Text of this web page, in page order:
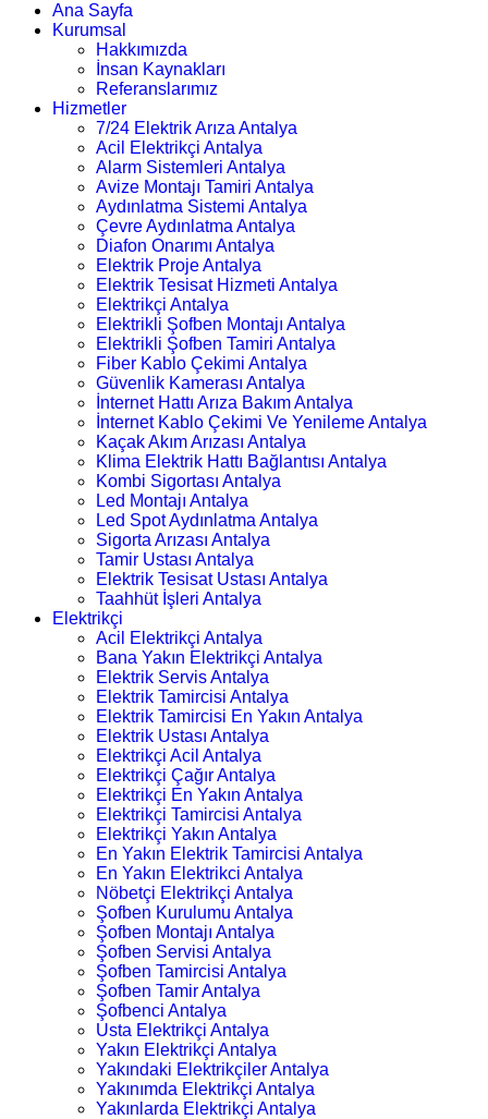
Ana Sayfa
Kurumsal
Hakkımızda
İnsan Kaynakları
Referanslarımız
Hizmetler
7/24 Elektrik Arıza Antalya
Acil Elektrikçi Antalya
Alarm Sistemleri Antalya
Avize Montajı Tamiri Antalya
Aydınlatma Sistemi Antalya
Çevre Aydınlatma Antalya
Diafon Onarımı Antalya
Elektrik Proje Antalya
Elektrik Tesisat Hizmeti Antalya
Elektrikçi Antalya
Elektrikli Şofben Montajı Antalya
Elektrikli Şofben Tamiri Antalya
Fiber Kablo Çekimi Antalya
Güvenlik Kamerası Antalya
İnternet Hattı Arıza Bakım Antalya
İnternet Kablo Çekimi Ve Yenileme Antalya
Kaçak Akım Arızası Antalya
Klima Elektrik Hattı Bağlantısı Antalya
Kombi Sigortası Antalya
Led Montajı Antalya
Led Spot Aydınlatma Antalya
Sigorta Arızası Antalya
Tamir Ustası Antalya
Elektrik Tesisat Ustası Antalya
Taahhüt İşleri Antalya
Elektrikçi
Acil Elektrikçi Antalya
Bana Yakın Elektrikçi Antalya
Elektrik Servis Antalya
Elektrik Tamircisi Antalya
Elektrik Tamircisi En Yakın Antalya
Elektrik Ustası Antalya
Elektrikçi Acil Antalya
Elektrikçi Çağır Antalya
Elektrikçi En Yakın Antalya
Elektrikçi Tamircisi Antalya
Elektrikçi Yakın Antalya
En Yakın Elektrik Tamircisi Antalya
En Yakın Elektrikci Antalya
Nöbetçi Elektrikçi Antalya
Şofben Kurulumu Antalya
Şofben Montajı Antalya
Şofben Servisi Antalya
Şofben Tamircisi Antalya
Şofben Tamir Antalya
Şofbenci Antalya
Usta Elektrikçi Antalya
Yakın Elektrikçi Antalya
Yakındaki Elektrikçiler Antalya
Yakınımda Elektrikçi Antalya
Yakınlarda Elektrikçi Antalya